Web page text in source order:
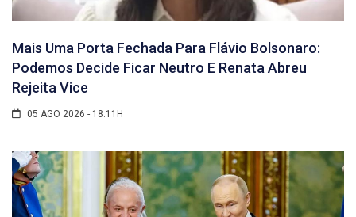
Mais Uma Porta Fechada Para Flávio Bolsonaro:
Podemos Decide Ficar Neutro E Renata Abreu
Rejeita Vice
05 AGO 2026 - 18:11H